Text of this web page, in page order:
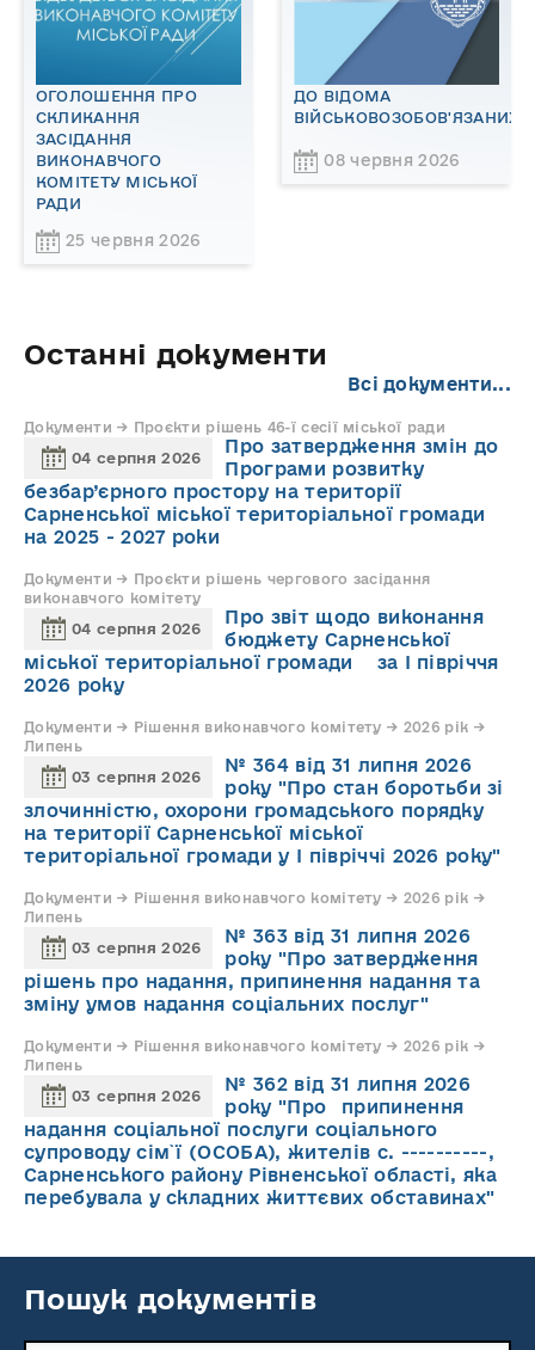
ОГОЛОШЕННЯ ПРО
СКЛИКАННЯ
ЗАСІДАННЯ
ВИКОНАВЧОГО
КОМІТЕТУ МІСЬКОЇ
РАДИ
25 червня 2026
ДО ВІДОМА
ВІЙСЬКОВОЗОБОВ'ЯЗАНИХ!
08 червня 2026
Останні документи
Всі документи...
Документи → Проєкти рішень 46-ї сесії міської ради
04 серпня 2026
Про затвердження змін до
Програми розвитку
безбар’єрного простору на території
Сарненської міської територіальної громади
на 2025 - 2027 роки
Документи → Проєкти рішень чергового засідання
виконавчого комітету
04 серпня 2026
Про звіт щодо виконання
бюджету Сарненської
міської територіальної громади за І півріччя
2026 року
Документи → Рішення виконавчого комітету → 2026 рік →
Липень
03 серпня 2026
№ 364 від 31 липня 2026
року "Про стан боротьби зі
злочинністю, охорони громадського порядку
на території Сарненської міської
територіальної громади у І півріччі 2026 року"
Документи → Рішення виконавчого комітету → 2026 рік →
Липень
03 серпня 2026
№ 363 від 31 липня 2026
року "Про затвердження
рішень про надання, припинення надання та
зміну умов надання соціальних послуг"
Документи → Рішення виконавчого комітету → 2026 рік →
Липень
03 серпня 2026
№ 362 від 31 липня 2026
року "Про припинення
надання соціальної послуги соціального
супроводу cім`ї (ОСОБА), жителів с. ----------,
Сарненського району Рівненської області, яка
перебувала у складних життєвих обставинах"
Пошук документів